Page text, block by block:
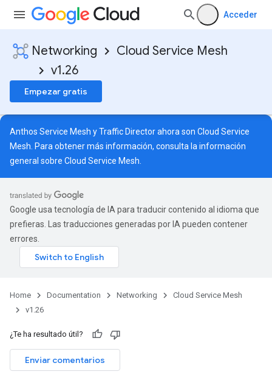
Acceder
Networking
Cloud Service Mesh
v1.26
Empezar gratis
Anthos Service Mesh y Traffic Director ahora son Cloud Service
Mesh. Para obtener más información, consulta la información
general sobre Cloud Service Mesh
Google usa tecnología de IA para traducir contenido al idioma que
prefieras. Las traducciones generadas por IA pueden contener
errores.
Home Documentation Networking
Cloud Service Mesh
v1.26
¿Te ha resultado útil?
Enviar comentarios